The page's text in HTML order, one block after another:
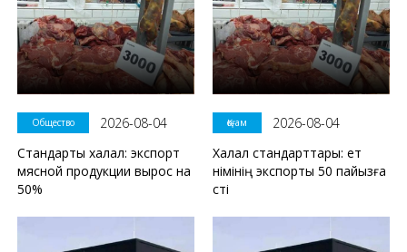
Общество
2026-08-04
Стандарты халал: экспорт
мясной продукции вырос на
50%
Қоғам
2026-08-04
Халал стандарттары: ет
өнімінің экспорты 50 пайызға
өсті